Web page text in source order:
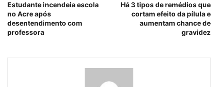
Estudante incendeia escola
no Acre após
desentendimento com
professora
Há 3 tipos de remédios que
cortam efeito da pílula e
aumentam chance de
gravidez